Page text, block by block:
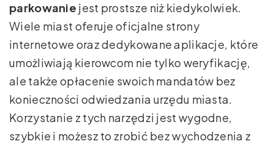
parkowanie jest prostsze niż kiedykolwiek.
Wiele miast oferuje oficjalne strony
internetowe oraz dedykowane aplikacje, które
umożliwiają kierowcom nie tylko weryfikację,
ale także opłacenie swoich mandatów bez
konieczności odwiedzania urzędu miasta.
Korzystanie z tych narzędzi jest wygodne,
szybkie i możesz to zrobić bez wychodzenia z